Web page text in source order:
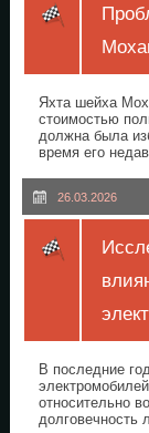
Яхта шейха
стоимостью
должна была
время его
26.03.2026
В последние
относительно
долговечность